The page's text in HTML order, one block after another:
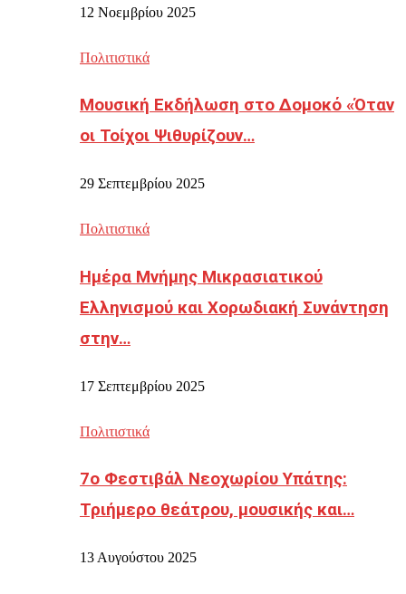
12 Νοεμβρίου 2025
Πολιτιστικά
Μουσική Εκδήλωση στο Δομοκό «Όταν
οι Τοίχοι Ψιθυρίζουν…
29 Σεπτεμβρίου 2025
Πολιτιστικά
Ημέρα Μνήμης Μικρασιατικού
Ελληνισμού και Χορωδιακή Συνάντηση
στην…
17 Σεπτεμβρίου 2025
Πολιτιστικά
7ο Φεστιβάλ Νεοχωρίου Υπάτης:
Τριήμερο θεάτρου, μουσικής και…
13 Αυγούστου 2025